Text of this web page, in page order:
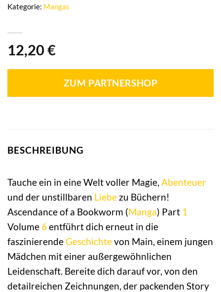
12,20 €
ZUM PARTNERSHOP
Kategorie: Mangas
BESCHREIBUNG
Tauche ein in eine Welt voller Magie, Abenteuer
und der unstillbaren Liebe zu Büchern!
Ascendance of a Bookworm (Manga) Part 1
Volume 6entführt dich erneut in die
faszinierendeGeschichtevon Main, einem jungen
Mädchen mit einer außergewöhnlichen
Leidenschaft. Bereite dich darauf vor, von den
detailreichen Zeichnungen, der packenden Story